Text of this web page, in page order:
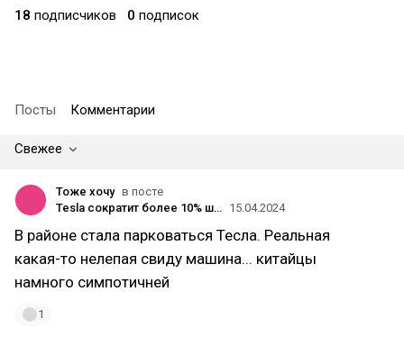
18 подписчиков 0 подписок
Посты Комментарии
Свежее
Тоже хочу в посте
Tesla сократит более 10% штата на фоне падения продаж — это как минимум 14 тысяч сотрудников 15.04.2024
В районе стала парковаться Тесла. Реальная
какая-то нелепая свиду машина... китайцы
намного симпотичней
1